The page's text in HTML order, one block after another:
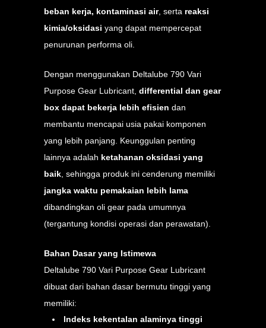
beban kerja, kontaminasi air, serta reaksi
kimia/oksidasi yang dapat mempercepat
penurunan performa oli.
Dengan menggunakan Deltalube 790 Vari
Purpose Gear Lubricant, differential dan gear
box dapat bekerja lebih efisien dan
membantu mencapai usia pakai komponen
yang lebih panjang. Keunggulan penting
lainnya adalah ketahanan oksidasi yang
baik , sehingga produk ini cenderung memiliki
jangka waktu pemakaian lebih lama
dibandingkan oli gear pada umumnya
(tergantung kondisi operasi dan perawatan).
Bahan Dasar yang Istimewa
Deltalube 790 Vari Purpose Gear Lubricant
dibuat dari bahan dasar bermutu tinggi yang
memiliki:
Indeks kekentalan alaminya tinggi